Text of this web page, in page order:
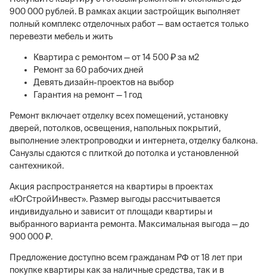
900 000 рублей. В рамках акции застройщик выполняет
полный комплекс отделочных работ — вам остается только
перевезти мебель и жить
Квартира с ремонтом — от 14 500 ₽ за м2
Ремонт за 60 рабочих дней
Девять дизайн-проектов на выбор
Гарантия на ремонт — 1 год
Ремонт включает отделку всех помещений, установку
дверей, потолков, освещения, напольных покрытий,
выполнение электропроводки и интернета, отделку балкона.
Санузлы сдаются с плиткой до потолка и установленной
сантехникой.
Акция распространяется на квартиры в проектах
«ЮгСтройИнвест». Размер выгоды рассчитывается
индивидуально и зависит от площади квартиры и
выбранного варианта ремонта. Максимальная выгода — до
900 000 ₽.
Предложение доступно всем гражданам РФ от 18 лет при
покупке квартиры как за наличные средства, так и в